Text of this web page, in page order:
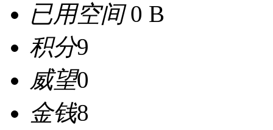
已用空间0 B
积分9
威望0
金钱8